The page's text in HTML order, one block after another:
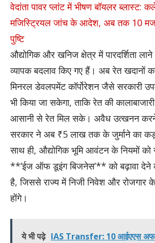
वेदांता पावर प्लांट में भीषण बॉयलर ब्लास्ट:
मजिस्ट्रियल जांच के आदेश, अब तक 10
पुष्टि
औद्योगिक और खनिज क्षेत्र में पारदर्शिता
व्यापक बदलाव किए गए हैं। अब रेत खदानों
मिनरल डेवलपमेंट कॉर्पोरेशन जैसे सरकारी
भी किया जा सकेगा, ताकि रेत की
आसानी से रेत मिल सके। अवैध उत्खनन
सरकार ने अब ₹5 लाख तक के जुर्माने का
साथ ही, औद्योगिक भूमि आवंटन के नियमों
**’ईज ऑफ डूइंग बिजनेस’** को बढ़ावा देने
है, जिससे राज्य में निजी निवेश और रोजगार
होंगे।
ये भी पढ़े IAS Transfer: 10 आईएएस